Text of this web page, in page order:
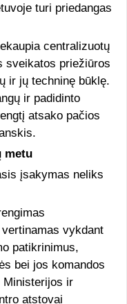
turi priedangas
centralizuotų
sveikatos priežiūros
ir jų techninę būklę.
ir padidinto
atsako pačios
metu
įsakymas neliks
vykdant
patikrinimus,
bei jos komandos
Ministerijos ir
atstovai